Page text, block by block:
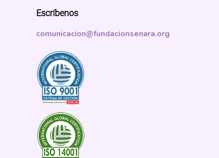
Escríbenos
comunicacion@fundacionsenara.org